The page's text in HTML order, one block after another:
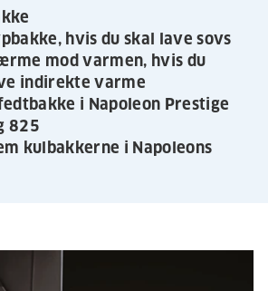
hvis du skal lave sovs
mod varmen, hvis du
indirekte varme
i Napoleon Prestige
825
kulbakkerne i Napoleons